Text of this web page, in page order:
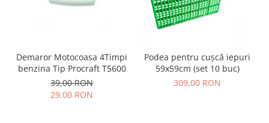
Demaror Motocoasa 4Timpi
benzina Tip Procraft T5600
39,00 RON
29,00 RON
Podea pentru cușcă iepuri
59x59cm (set 10 buc)
309,00 RON